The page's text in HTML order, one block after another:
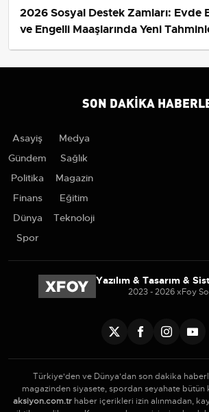
2026 Sosyal Destek Zamları: Evde
ve Engelli Maaşlarında Yeni
SON DAKIKA
Asayiş
Gündem
Politika
Finans
Dünya
Spor
Medya
Sağlık
Magazin
Eğitim
Teknoloji
Yazılım & Tasarım &
2023 - 2026 xFoy
Türkiye'den ve Dünya’dan son dakika
magazinden siyasete, spordan seyahate bütün
aksiyon.com.tr haber içerikleri izin alınmadan,